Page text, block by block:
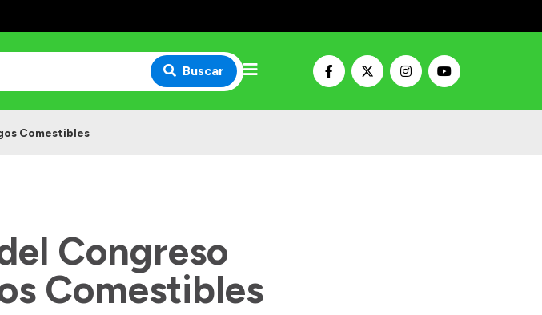
Buscar
Comestibles
Congreso
Comestibles